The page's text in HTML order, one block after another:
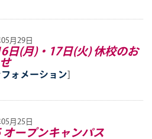
月29日
日(月)・17日(火) 休校のお
ォメーション]
月25日
オープンキャンパス